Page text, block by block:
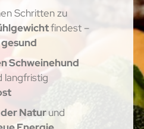
Schritten zu
findest –
gesund
Schweinehund
langfristig
Naturund